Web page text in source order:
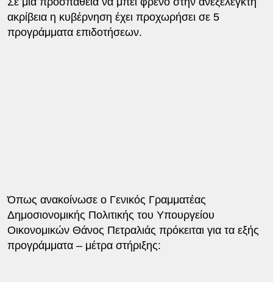
ακρίβεια η κυβέρνηση έχει προχωρήσει σε 5
προγράμματα επιδοτήσεων.
Όπως ανακοίνωσε ο Γενικός Γραμματέας
Δημοσιονομικής Πολιτικής του Υπουργείου
Οικονομικών Θάνος Πετραλιάς πρόκειται για τα εξής
προγράμματα – μέτρα στήριξης: